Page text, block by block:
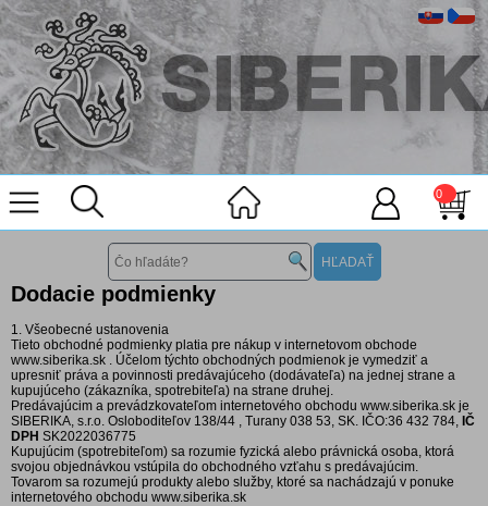
0
Dodacie podmienky
1. Všeobecné ustanovenia
Tieto obchodné podmienky platia pre nákup v internetovom obchode
www.siberika.sk . Účelom týchto obchodných podmienok je vymedziť a
upresniť práva a povinnosti predávajúceho (dodávateľa) na jednej strane a
kupujúceho (zákazníka, spotrebiteľa) na strane druhej.
Predávajúcim a prevádzkovateľom internetového obchodu www.siberika.sk je
SIBERIKA, s.r.o. Osloboditeľov 138/44 , Turany 038 53, SK. IČO:36 432 784, IČ
DPH SK2022036775
Kupujúcim (spotrebiteľom) sa rozumie fyzická alebo právnická osoba, ktorá
svojou objednávkou vstúpila do obchodného vzťahu s predávajúcim.
Tovarom sa rozumejú produkty alebo služby, ktoré sa nachádzajú v ponuke
internetového obchodu www.siberika.sk